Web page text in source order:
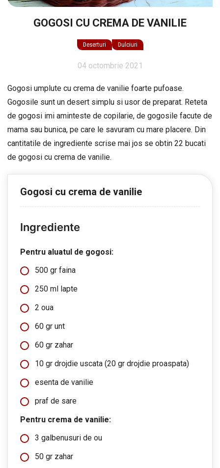
GOGOSI CU CREMA DE VANILIE
Deserturi Dulciuri
04 octombrie 2021
Gogosi umplute cu crema de vanilie foarte pufoase.
Gogosile sunt un desert simplu si usor de preparat. Reteta
de gogosi imi aminteste de copilarie, de gogosile facute de
mama sau bunica, pe care le savuram cu mare placere. Din
cantitatile de ingrediente scrise mai jos se obtin 22 bucati
de gogosi cu crema de vanilie.
Gogosi cu crema de vanilie
Ingrediente
Pentru aluatul de gogosi:
500 gr faina
250 ml lapte
2 oua
60 gr unt
60 gr zahar
10 gr drojdie uscata (20 gr drojdie proaspata)
esenta de vanilie
praf de sare
Pentru crema de vanilie:
3 galbenusuri de ou
50 gr zahar